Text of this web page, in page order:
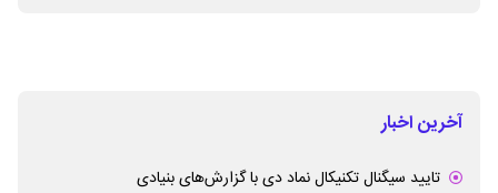
آخرین اخبار
تایید سیگنال تکنیکال نماد دی با گزارش‌های بنیادی